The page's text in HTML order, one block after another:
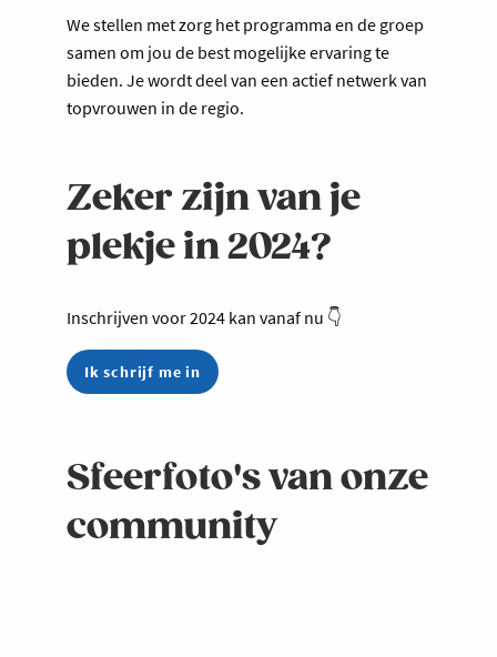
We stellen met zorg het programma en de groep
samen om jou de best mogelijke ervaring te
bieden. Je wordt deel van een actief netwerk van
topvrouwen in de regio.
Zeker zijn van je
plekje in 2024?
Inschrijven voor 2024 kan vanaf nu 👇
Ik schrijf me in
Sfeerfoto's van onze
community